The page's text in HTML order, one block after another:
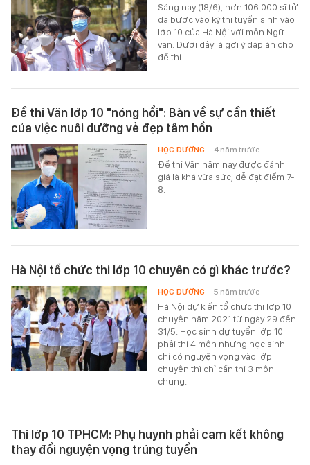
Sáng nay (18/6), hơn 106.000 sĩ tử
đã bước vào kỳ thi tuyển sinh vào
lớp 10 của Hà Nội với môn Ngữ
văn. Dưới đây là gợi ý đáp án cho
đề thi.
Đề thi Văn lớp 10 "nóng hổi": Bàn về sự cần thiết
của việc nuôi dưỡng vẻ đẹp tâm hồn
Đề thi Văn năm nay được đánh
giá là khá vừa sức, dễ đạt điểm 7-
8.
HỌC ĐƯỜNG - 4 năm trước
Hà Nội tổ chức thi lớp 10 chuyên có gì khác trước?
Hà Nội dự kiến tổ chức thi lớp 10
chuyên năm 2021 từ ngày 29 đến
31/5. Học sinh dự tuyển lớp 10
phải thi 4 môn nhưng học sinh
chỉ có nguyện vọng vào lớp
chuyên thì chỉ cần thi 3 môn
chung.
HỌC ĐƯỜNG - 5 năm trước
Thi lớp 10 TPHCM: Phụ huynh phải cam kết không
thay đổi nguyện vọng trúng tuyển